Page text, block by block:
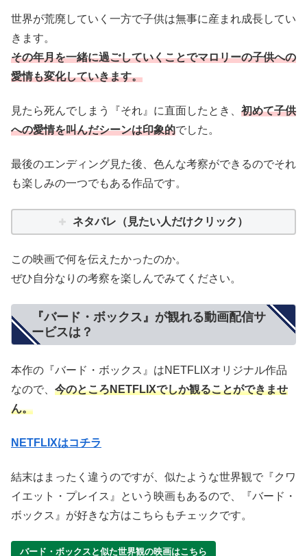
世界が荒廃していく一方で子供は無事に産まれ成長してい
きます。
その年月を一緒に過ごしていくことでマロリーの子供への
愛情も変化していきます。
見たら死んでしまう『それ』に直面したとき、 初めて子供
への愛情を叫んだシーンは印象的でした。
最後のエンディング見た後、色んな考察ができるのでそれ
も楽しみの一つでもある作品です。
ネタバレ（見たい人だけクリック）
この映画で何を伝えたかったのか。
ぜひ自分なりの考察を楽しんでみてください。
『バード・ボックス』が観れる動画配信サ
ービスは？
本作の『バード・ボックス』はNETFLIXオリジナル作品
なので、 今のところNETFLIXでしか観ることができませ
ん。
NETFLIXはコチラ
結末はまったく違うのですが、似たような世界観で『クワ
イエット・プレイス』という映画もあるので、『バード・
ボックス』が好きな方はこちらもチェックです。
バード・ボックスと似た世界観の映画はこちら